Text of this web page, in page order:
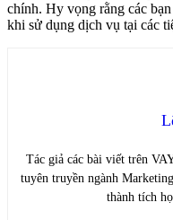
chính. Hy vọng rằng các
khi sử dụng dịch vụ tại các
Tác giả các bài viết trên
tuyên truyền ngành
thành tích